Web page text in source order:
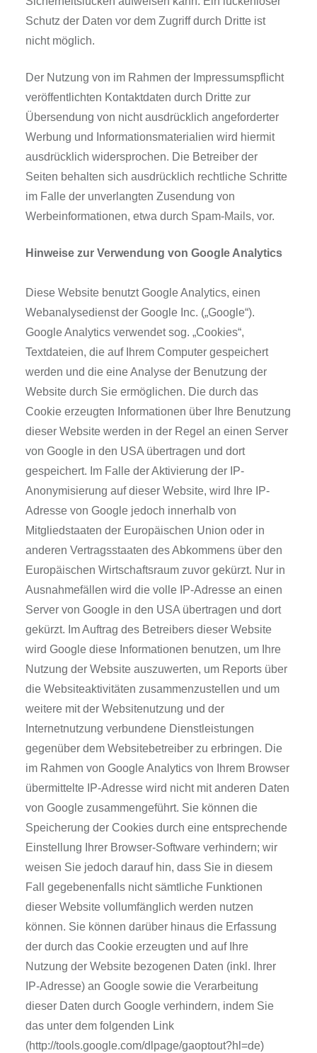
Schutz der Daten vor dem Zugriff durch Dritte ist
nicht möglich.
Der Nutzung von im Rahmen der Impressumspflicht
veröffentlichten Kontaktdaten durch Dritte zur
Übersendung von nicht ausdrücklich angeforderter
Werbung und Informationsmaterialien wird hiermit
ausdrücklich widersprochen. Die Betreiber der
Seiten behalten sich ausdrücklich rechtliche Schritte
im Falle der unverlangten Zusendung von
Werbeinformationen, etwa durch Spam-Mails, vor.
Hinweise zur Verwendung von Google Analytics
Diese Website benutzt Google Analytics, einen
Webanalysedienst der Google Inc. („Google“).
Google Analytics verwendet sog. „Cookies“,
Textdateien, die auf Ihrem Computer gespeichert
werden und die eine Analyse der Benutzung der
Website durch Sie ermöglichen. Die durch das
Cookie erzeugten Informationen über Ihre Benutzung
dieser Website werden in der Regel an einen Server
von Google in den USA übertragen und dort
gespeichert. Im Falle der Aktivierung der IP-
Anonymisierung auf dieser Website, wird Ihre IP-
Adresse von Google jedoch innerhalb von
Mitgliedstaaten der Europäischen Union oder in
anderen Vertragsstaaten des Abkommens über den
Europäischen Wirtschaftsraum zuvor gekürzt. Nur in
Ausnahmefällen wird die volle IP-Adresse an einen
Server von Google in den USA übertragen und dort
gekürzt. Im Auftrag des Betreibers dieser Website
wird Google diese Informationen benutzen, um Ihre
Nutzung der Website auszuwerten, um Reports über
die Websiteaktivitäten zusammenzustellen und um
weitere mit der Websitenutzung und der
Internetnutzung verbundene Dienstleistungen
gegenüber dem Websitebetreiber zu erbringen. Die
im Rahmen von Google Analytics von Ihrem Browser
übermittelte IP-Adresse wird nicht mit anderen Daten
von Google zusammengeführt. Sie können die
Speicherung der Cookies durch eine entsprechende
Einstellung Ihrer Browser-Software verhindern; wir
weisen Sie jedoch darauf hin, dass Sie in diesem
Fall gegebenenfalls nicht sämtliche Funktionen
dieser Website vollumfänglich werden nutzen
können. Sie können darüber hinaus die Erfassung
der durch das Cookie erzeugten und auf Ihre
Nutzung der Website bezogenen Daten (inkl. Ihrer
IP-Adresse) an Google sowie die Verarbeitung
dieser Daten durch Google verhindern, indem Sie
das unter dem folgenden Link
(http://tools.google.com/dlpage/gaoptout?hl=de)